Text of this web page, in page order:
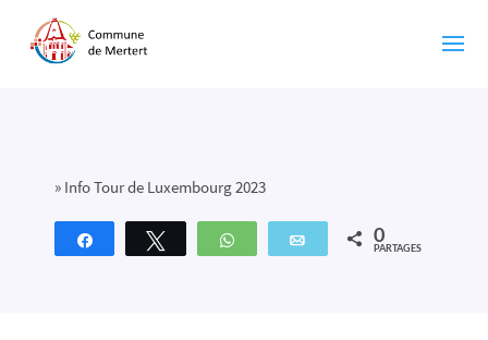
» Info Tour de Luxembourg 2023
Partagez Tweetez WhatsApp Email 0
PARTAGES